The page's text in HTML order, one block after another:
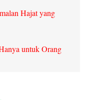
Hajat yang
untuk Orang